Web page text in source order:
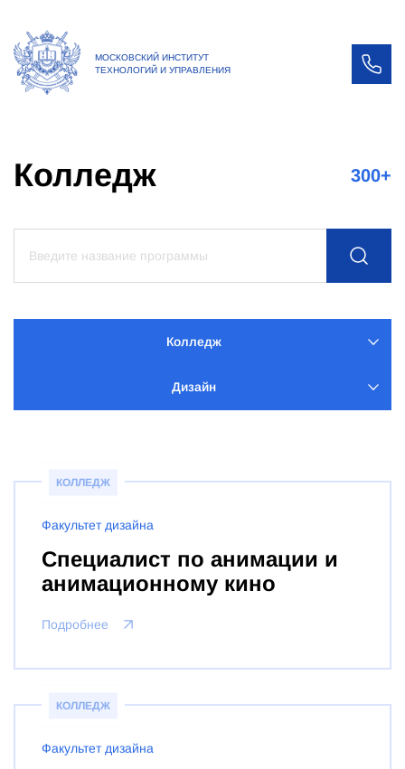
МОСКОВСКИЙ ИНСТИТУТ
ТЕХНОЛОГИЙ И УПРАВЛЕНИЯ
Колледж 300+
Колледж
Дизайн
КОЛЛЕДЖ
Факультет дизайна
Специалист по анимации и
анимационному кино
Подробнее
КОЛЛЕДЖ
Факультет дизайна